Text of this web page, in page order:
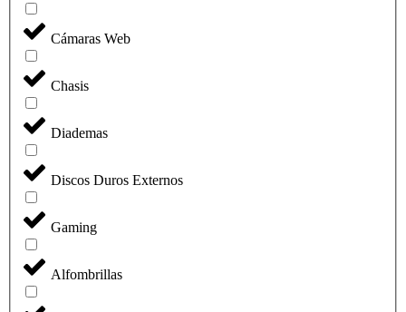
Cámaras Web
Chasis
Diademas
Discos Duros Externos
Gaming
Alfombrillas